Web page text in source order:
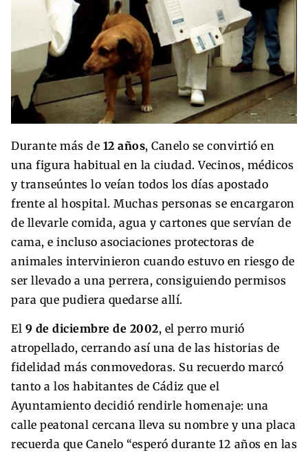
Durante más de 12 años, Canelo se convirtió en
una figura habitual en la ciudad. Vecinos, médicos
y transeúntes lo veían todos los días apostado
frente al hospital. Muchas personas se encargaron
de llevarle comida, agua y cartones que servían de
cama, e incluso asociaciones protectoras de
animales intervinieron cuando estuvo en riesgo de
ser llevado a una perrera, consiguiendo permisos
para que pudiera quedarse allí.
El 9 de diciembre de 2002, el perro murió
atropellado, cerrando así una de las historias de
fidelidad más conmovedoras. Su recuerdo marcó
tanto a los habitantes de Cádiz que el
Ayuntamiento decidió rendirle homenaje: una
calle peatonal cercana lleva su nombre y una placa
recuerda que Canelo “esperó durante 12 años en las